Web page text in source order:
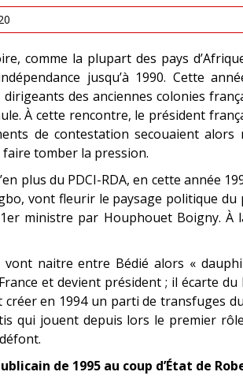
comme la plupart des pays
jusqu’à 1990. Cette
des anciennes colonies
À cette rencontre, le président
de contestation secouaient
tomber la pression.
plus du PDCI-RDA, en cette année
vont fleurir le paysage politique du
ministre par Houphouet Boigny. À
vont naitre entre Bédié alors «
et devient président ; il écarte
créer en 1994 un parti de transfuges
qui jouent depuis lors le premier
de 1995 au coup d’État de